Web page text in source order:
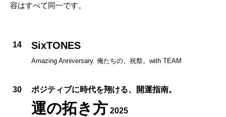
容はすべて同一です。
14 SixTONES
Amazing Anniversary. 俺たちの、祝祭。with TEAM
30 ポジティブに時代を翔ける、開運指南。
運の拓き方 2025